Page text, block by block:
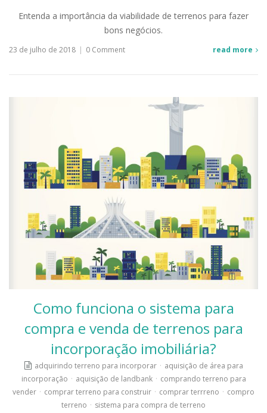
Entenda a importância da viabilidade de terrenos para fazer
bons negócios.
23 de julho de 2018 | 0 Comment read more
Como funciona o sistema para
compra e venda de terrenos para
incorporação imobiliária?
adquirindo terreno para incorporar · aquisição de área para
incorporação · aquisição de landbank · comprando terreno para
vender · comprar terreno para construir · comprar terrreno · compro
terreno · sistema para compra de terreno